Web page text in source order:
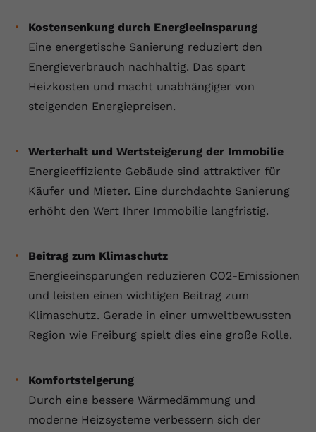
Kostensenkung durch Energieeinsparung
Eine energetische Sanierung reduziert den
Energieverbrauch nachhaltig. Das spart
Heizkosten und macht unabhängiger von
steigenden Energiepreisen.
Werterhalt und Wertsteigerung der Immobilie
Energieeffiziente Gebäude sind attraktiver für
Käufer und Mieter. Eine durchdachte Sanierung
erhöht den Wert Ihrer Immobilie langfristig.
Beitrag zum Klimaschutz
Energieeinsparungen reduzieren CO2-Emissionen
und leisten einen wichtigen Beitrag zum
Klimaschutz. Gerade in einer umweltbewussten
Region wie Freiburg spielt dies eine große Rolle.
Komfortsteigerung
Durch eine bessere Wärmedämmung und
moderne Heizsysteme verbessern sich der